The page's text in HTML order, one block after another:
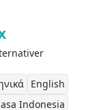
English
Indonesia